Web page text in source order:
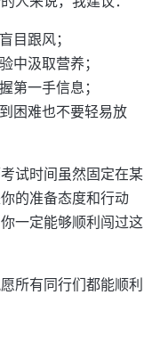
目跟风；
中汲取营养；
第一手信息；
困难也不要轻易放
试时间虽然固定在某
的准备态度和行动
一定能够顺利闯过这
所有同行们都能顺利